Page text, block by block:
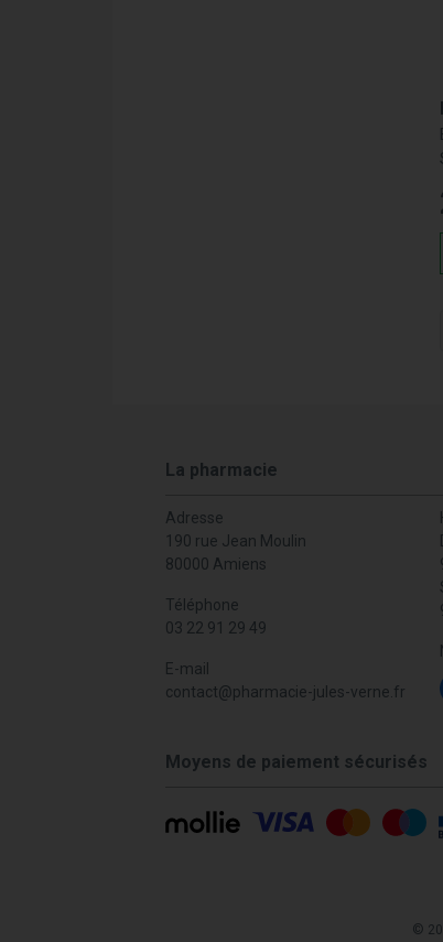
La pharmacie
Adresse
190 rue Jean Moulin
80000 Amiens
Téléphone
03 22 91 29 49
E-mail
contact@pharmacie-jules-verne.fr
Moyens de paiement sécurisés
©